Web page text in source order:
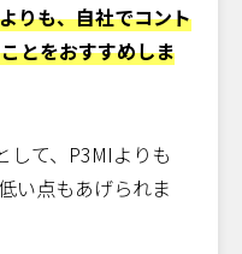
りも、自社でコント
とをおすすめしま
して、P3MIよりも
い点もあげられま